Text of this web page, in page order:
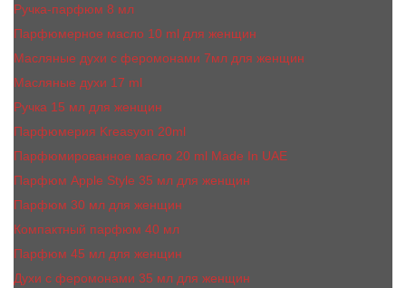
Ручка-парфюм 8 мл
Парфюмерное масло 10 ml для женщин
Масляные духи c феромонами 7мл для женщин
Масляные духи 17 ml
Ручка 15 мл для женщин
Парфюмерия Kreasyon 20ml
Парфюмированное масло 20 ml Made In UAE
Парфюм Apple Style 35 мл для женщин
Парфюм 30 мл для женщин
Компактный парфюм 40 мл
Парфюм 45 мл для женщин
Духи с феромонами 35 мл для женщин